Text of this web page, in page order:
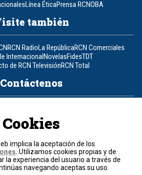
Línea ÉticaPrensa RCNOBA
también
RCN RadioLa RepúblicaRCN Comerciales
InternacionalNovelasFidesTDT
de RCN TelevisiónRCN Total
Contáctenos
Política de cookies
y condiciones
© 2026, RCN Medios.
Cookies
implica la aceptación de los
. Utilizamos cookies propias y de
la experiencia del usuario a través de
navegando aceptas su uso.